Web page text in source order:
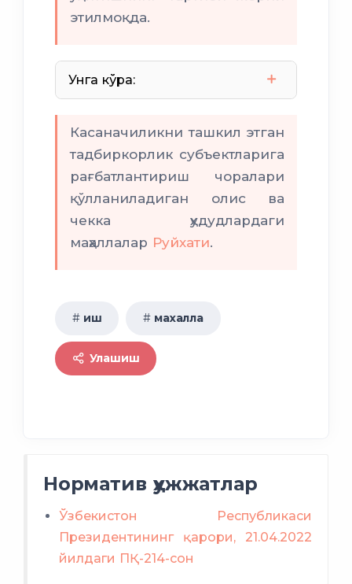
тадбиркорларни аниқлайди
рўйхатини шакллантиради
кўмаклашиш давлат
жамғармаси
этилмоқда.
Унга кўра:
Ишга
марҳамат
олган фуқароларга
Касаначиликни ташкил этган
тадбиркорлик субъектларига
рағбатлантириш чоралари
қўлланиладиган олис ва
чекка ҳудудлардаги
маҳаллалар Руйхати.
иш махалла
Улашиш
Норматив ҳужжатлар
Ўзбекистон Республикаси
Президентининг қарори, 21.04.2022
йилдаги ПҚ-214-сон